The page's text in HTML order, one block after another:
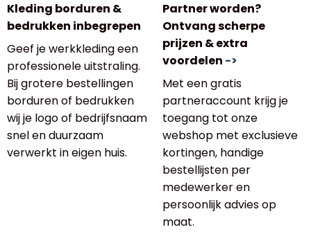
Kleding borduren &
bedrukken inbegrepen
Geef je werkkleding een
professionele uitstraling.
Bij grotere bestellingen
borduren of bedrukken
wij je logo of bedrijfsnaam
snel en duurzaam
verwerkt in eigen huis.
Partner worden?
Ontvang scherpe
prijzen & extra
voordelen ->
Met een gratis
partneraccount krijg je
toegang tot onze
webshop met exclusieve
kortingen, handige
bestellijsten per
medewerker en
persoonlijk advies op
maat.